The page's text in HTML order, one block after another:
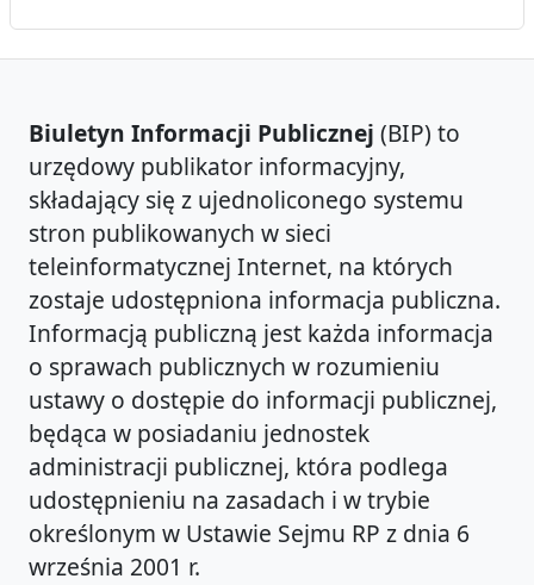
Biuletyn Informacji Publicznej (BIP) to
urzędowy publikator informacyjny,
składający się z ujednoliconego systemu
stron publikowanych w sieci
teleinformatycznej Internet, na których
zostaje udostępniona informacja publiczna.
Informacją publiczną jest każda informacja
o sprawach publicznych w rozumieniu
ustawy o dostępie do informacji publicznej,
będąca w posiadaniu jednostek
administracji publicznej, która podlega
udostępnieniu na zasadach i w trybie
określonym w Ustawie Sejmu RP z dnia 6
września 2001 r.